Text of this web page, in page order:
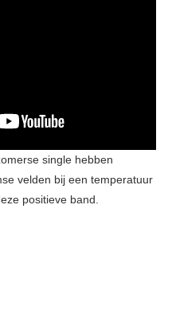
single hebben
velden bij een temperatuur
positieve band.